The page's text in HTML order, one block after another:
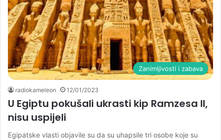
Zanimljivosti i zabava
radiokameleon 12/01/2023
U Egiptu pokušali ukrasti kip Ramzesa II,
nisu uspijeli
Egipatske vlasti objavile su da su uhapsile tri osobe koje su